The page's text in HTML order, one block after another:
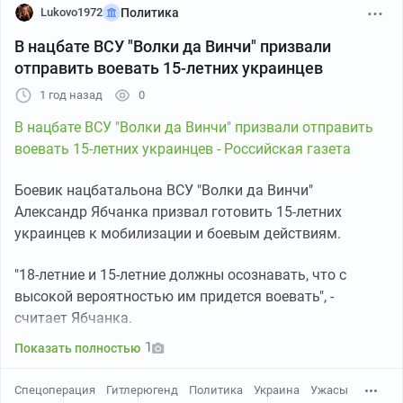
сестёр в Германии, и... так и не встретились с ними.
«Зачем? — говорит Алдона Зигмантине (в 1945-м её
звали Кристель Шеффлер). — Я не знаю немецкий,
приходится через переводчика». 28 лет назад она
съездила в Калининград вместе с другими
русская женщина впустила её посмотреть комнаты,
угостила чаем.
попытки учить родной язык заново, но в пожилом
возрасте немецкий даётся не всем. Хотя есть и
исключения. Луизе Квич в 1945-м году было пять лет,
она не помнит, как потеряла сестру и мать. В её
советской казарме в Литве и попросила поесть.
Lukovo1972 Политика
В нацбате ВСУ "Волки да Винчи" призвали
отправить воевать 15-летних украинцев
1 год назад 0
В нацбате ВСУ "Волки да Винчи" призвали отправить
воевать 15-летних украинцев - Российская газета
Боевик нацбатальона ВСУ "Волки да Винчи"
Александр Ябчанка призвал готовить 15-летних
украинцев к мобилизации и боевым действиям.
"18-летние и 15-летние должны осознавать, что с
высокой вероятностью им придется воевать", -
считает Ябчанка.
Показать полностью 1
Спецоперация Гитлерюгенд Политика Украина Ужасы